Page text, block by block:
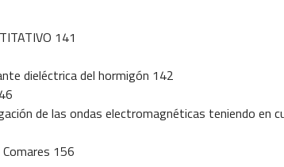
141
dieléctrica del hormigón 142
de las ondas electromagnéticas teniendo en
156